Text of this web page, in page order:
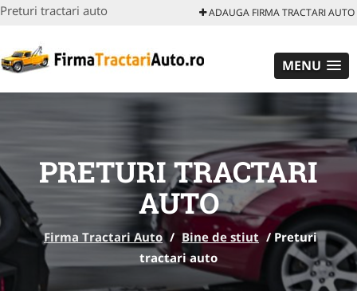
Preturi tractari auto ADAUGA FIRMA TRACTARI AUTO
MENU
PRETURI TRACTARI
AUTO
Firma Tractari Auto / Bine de stiut /Preturi
tractari auto